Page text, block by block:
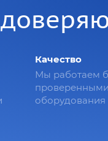
Качество
Мы работаем
оборудования